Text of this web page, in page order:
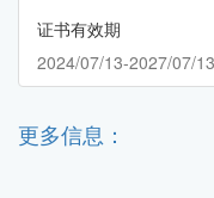
证书有效期
2024/07/13-2027/07/13
更多信息：